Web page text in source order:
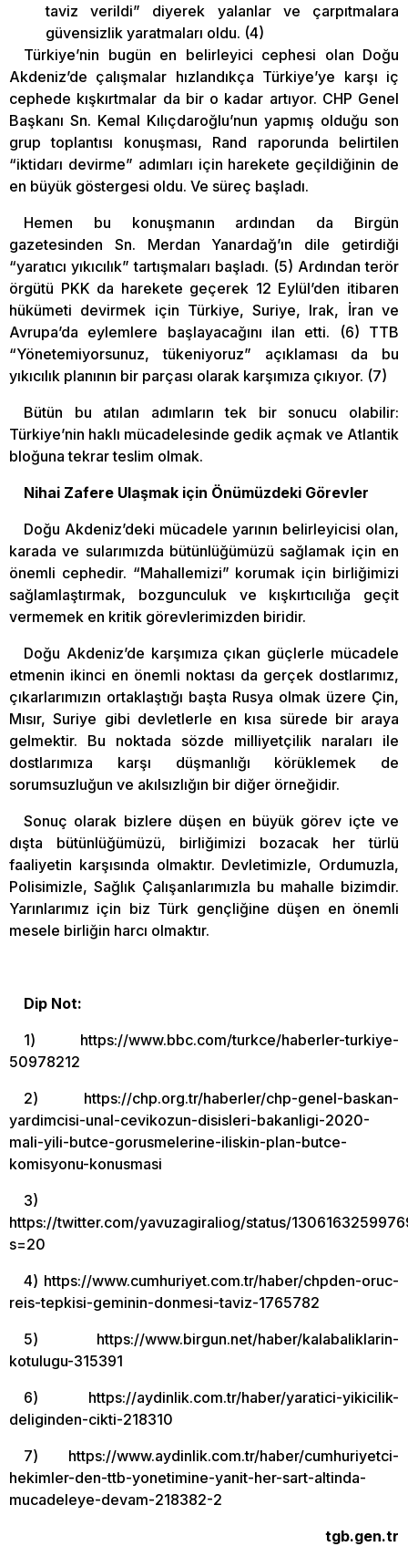
taviz verildi” diyerek yalanlar ve çarpıtmalara
güvensizlik yaratmaları oldu. (4)
Türkiye’nin bugün en belirleyici cephesi olan Doğu
Akdeniz’de çalışmalar hızlandıkça Türkiye’ye karşı iç
cephede kışkırtmalar da bir o kadar artıyor. CHP Genel
Başkanı Sn. Kemal Kılıçdaroğlu’nun yapmış olduğu son
grup toplantısı konuşması, Rand raporunda belirtilen
“iktidarı devirme” adımları için harekete geçildiğinin de
en büyük göstergesi oldu. Ve süreç başladı.
Hemen bu konuşmanın ardından da Birgün
gazetesinden Sn. Merdan Yanardağ’ın dile getirdiği
“yaratıcı yıkıcılık” tartışmaları başladı. (5) Ardından terör
örgütü PKK da harekete geçerek 12 Eylül’den itibaren
hükümeti devirmek için Türkiye, Suriye, Irak, İran ve
Avrupa’da eylemlere başlayacağını ilan etti. (6) TTB
“Yönetemiyorsunuz, tükeniyoruz” açıklaması da bu
yıkıcılık planının bir parçası olarak karşımıza çıkıyor. (7)
Bütün bu atılan adımların tek bir sonucu olabilir:
Türkiye’nin haklı mücadelesinde gedik açmak ve Atlantik
bloğuna tekrar teslim olmak.
Nihai Zafere Ulaşmak için Önümüzdeki Görevler
Doğu Akdeniz’deki mücadele yarının belirleyicisi olan,
karada ve sularımızda bütünlüğümüzü sağlamak için en
önemli cephedir. “Mahallemizi” korumak için birliğimizi
sağlamlaştırmak, bozgunculuk ve kışkırtıcılığa geçit
vermemek en kritik görevlerimizden biridir.
Doğu Akdeniz’de karşımıza çıkan güçlerle mücadele
etmenin ikinci en önemli noktası da gerçek dostlarımız,
çıkarlarımızın ortaklaştığı başta Rusya olmak üzere Çin,
Mısır, Suriye gibi devletlerle en kısa sürede bir araya
gelmektir. Bu noktada sözde milliyetçilik naraları ile
dostlarımıza karşı düşmanlığı körüklemek de
sorumsuzluğun ve akılsızlığın bir diğer örneğidir.
Sonuç olarak bizlere düşen en büyük görev içte ve
dışta bütünlüğümüzü, birliğimizi bozacak her türlü
faaliyetin karşısında olmaktır. Devletimizle, Ordumuzla,
Polisimizle, Sağlık Çalışanlarımızla bu mahalle bizimdir.
Yarınlarımız için biz Türk gençliğine düşen en önemli
mesele birliğin harcı olmaktır.
Dip Not:
1) https://www.bbc.com/turkce/haberler-turkiye-
50978212
2) https://chp.org.tr/haberler/chp-genel-baskan-
yardimcisi-unal-cevikozun-disisleri-bakanligi-2020-
mali-yili-butce-gorusmelerine-iliskin-plan-butce-
komisyonu-konusmasi
3)
https://twitter.com/yavuzagiraliog/status/
s=20
4) https://www.cumhuriyet.com.tr/haber/chpden-oruc-
reis-tepkisi-geminin-donmesi-taviz-1765782
5) https://www.birgun.net/haber/kalabaliklarin-
kotulugu-315391
6) https://aydinlik.com.tr/haber/yaratici-yikicilik-
deliginden-cikti-218310
7) https://www.aydinlik.com.tr/haber/cumhuriyetci-
hekimler-den-ttb-yonetimine-yanit-her-sart-altinda-
mucadeleye-devam-218382-2
tgb.gen.tr